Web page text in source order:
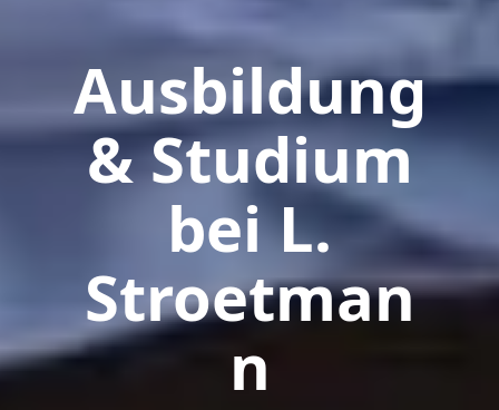
Ausbildung
& Studium
bei L.
Stroetman
n